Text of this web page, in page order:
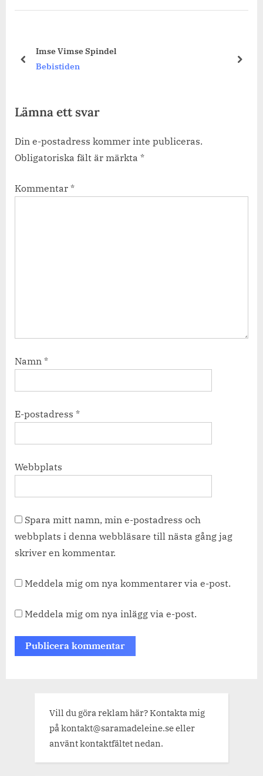
Imse Vimse Spindel
Bebistiden
prev next
Lämna ett svar
Din e-postadress kommer inte publiceras.
Obligatoriska fält är märkta *
Kommentar *
Namn *
E-postadress *
Webbplats
Spara mitt namn, min e-postadress och
webbplats i denna webbläsare till nästa gång jag
skriver en kommentar.
Meddela mig om nya kommentarer via e-post.
Meddela mig om nya inlägg via e-post.
Vill du göra reklam här? Kontakta mig
på kontakt@saramadeleine.se eller
använt kontaktfältet nedan.